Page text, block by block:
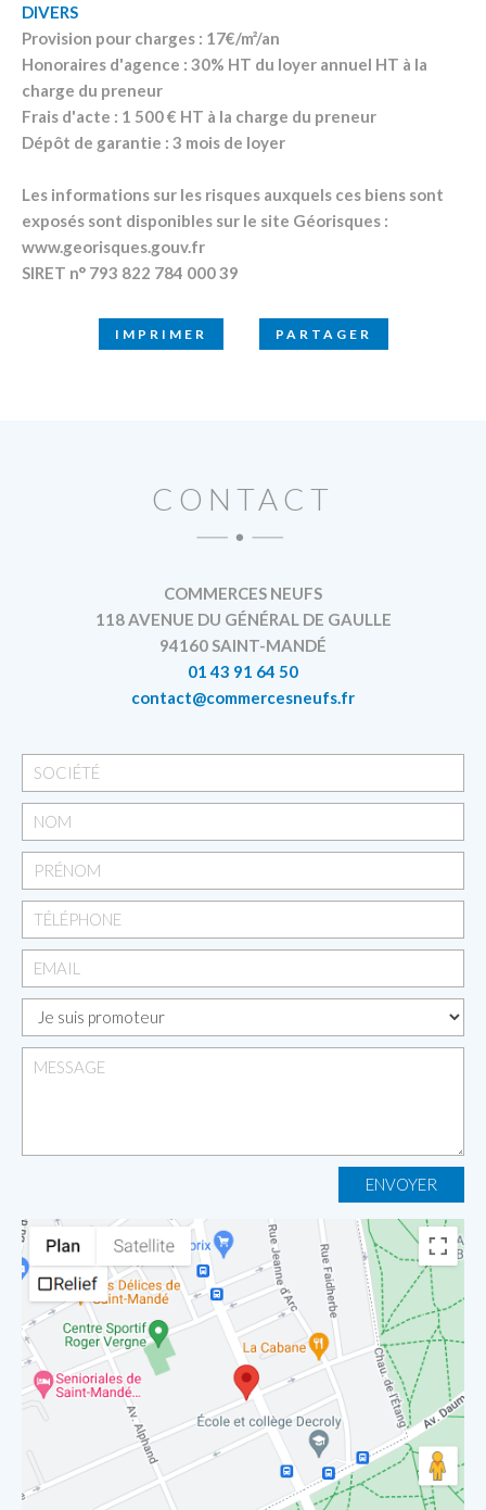
DIVERS
Provision pour charges : 17€/m²/an
Honoraires d'agence : 30% HT du loyer annuel HT à la
charge du preneur
Frais d'acte : 1 500 € HT à la charge du preneur
Dépôt de garantie : 3 mois de loyer
Les informations sur les risques auxquels ces biens sont
exposés sont disponibles sur le site Géorisques :
www.georisques.gouv.fr
SIRET n° 793 822 784 000 39
IMPRIMER PARTAGER
CONTACT
COMMERCES NEUFS
118 AVENUE DU GÉNÉRAL DE GAULLE
94160 SAINT-MANDÉ
01 43 91 64 50
contact@commercesneufs.fr
ENVOYER